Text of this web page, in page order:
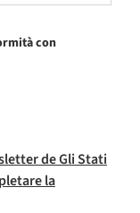
con
de Gli Stati
la